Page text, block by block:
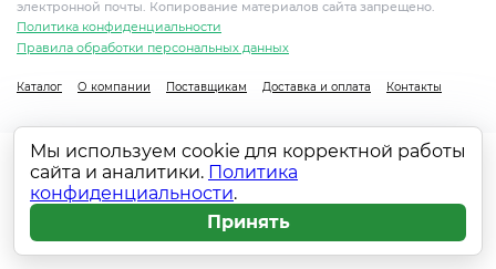
электронной почты. Копирование материалов сайта запрещено.
Политика конфиденциальности
Правила обработки персональных данных
Каталог О компании Поставщикам Доставка и оплата Контакты
Каталог
Мы используем cookie для корректной работы
сайта и аналитики. Политика
конфиденциальности.
Принять